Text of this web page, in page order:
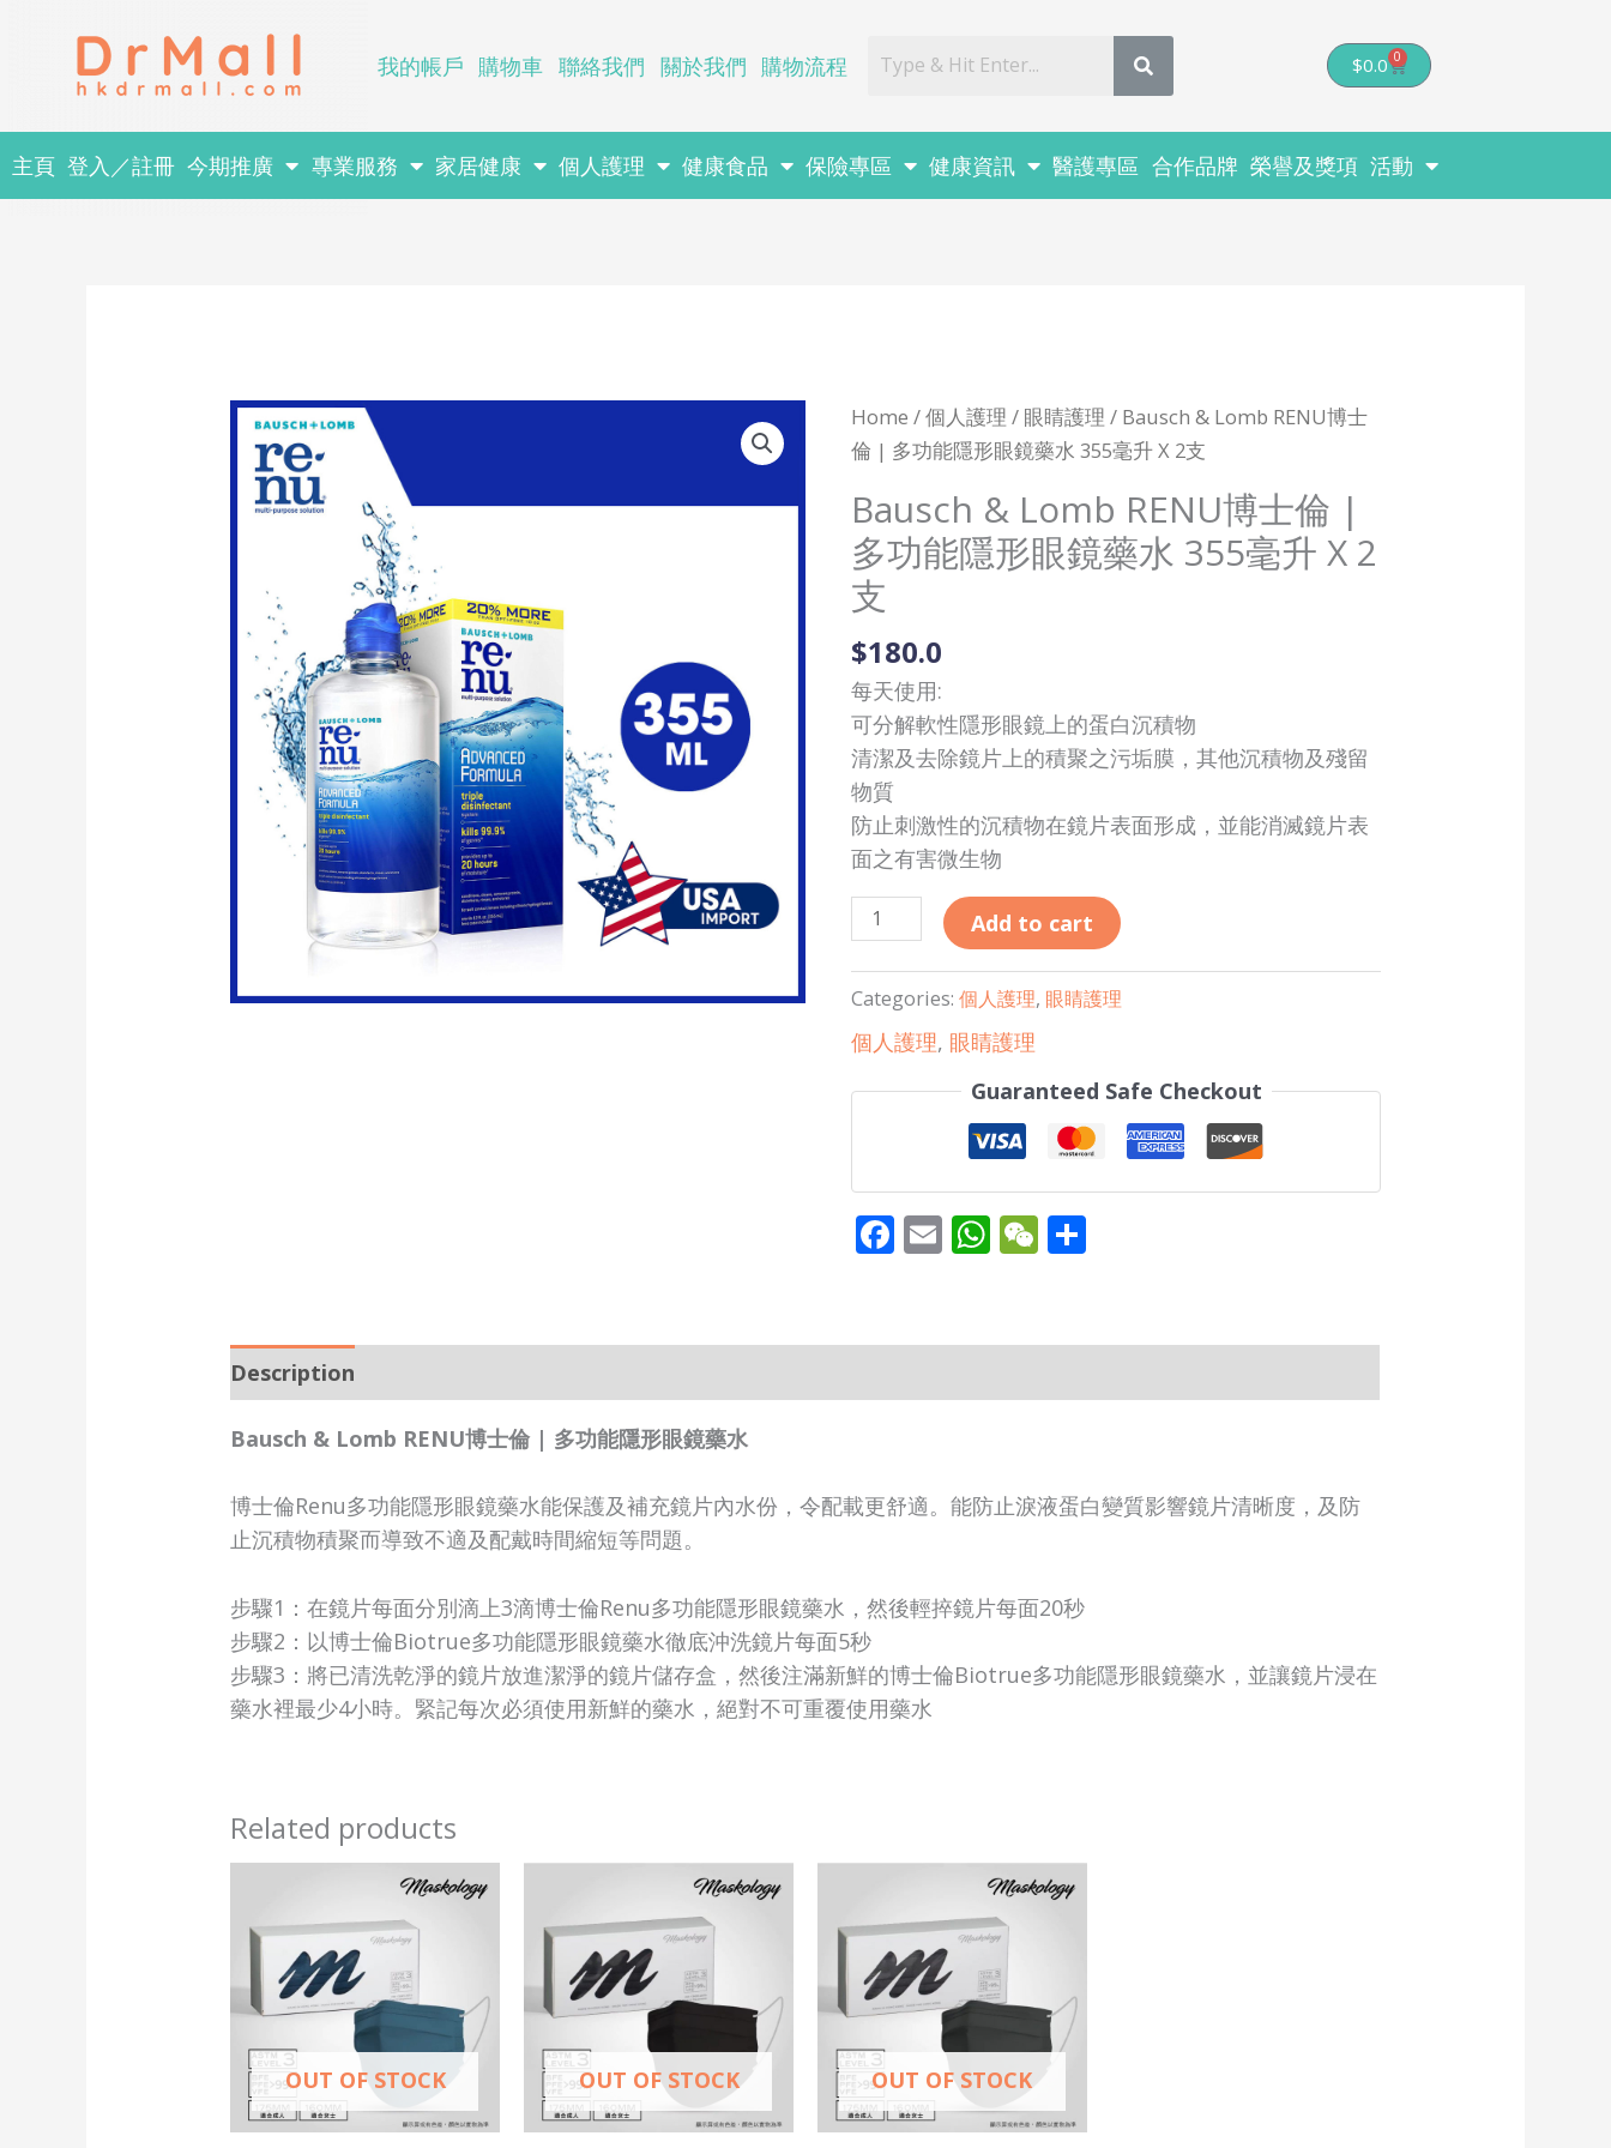
content
我的帳戶 購物車 聯絡我們 關於我們 購物流程 $0.0 0
Cart
主頁 登入／註冊 今期推廣 專業服務 家居健康 個人護理 健康食品 保險專區 健康資訊 醫護專區 合作品牌 榮譽及獎項 活動
Home /個人護理 / 眼睛護理 / Bausch & Lomb RENU博士
倫 | 多功能隱形眼鏡藥水 355毫升 X 2支
Bausch & Lomb RENU博士倫 |
多功能隱形眼鏡藥水 355毫升 X 2
支
$180.0
每天使用:
可分解軟性隱形眼鏡上的蛋白沉積物
清潔及去除鏡片上的積聚之污垢膜，其他沉積物及殘留
物質
防止刺激性的沉積物在鏡片表面形成，並能消滅鏡片表
面之有害微生物
Bausch
&
RENU
博
士
倫
|
多
功
能
隱
形
眼
355
升
X
quantity
Add to cart
Categories:個人護理, 眼睛護理
個人護理, 眼睛護理
Guaranteed Safe Checkout
Facebook
EmailWhatsApp
WeChat
Description
Bausch & Lomb RENU博士倫 | 多功能隱形眼鏡藥水
博士倫Renu多功能隱形眼鏡藥水能保護及補充鏡片內水份，令配載更舒適。能防止淚液蛋白變質影響鏡片清晰度，及防
止沉積物積聚而導致不適及配戴時間縮短等問題。
步驟1：在鏡片每面分別滴上3滴博士倫Renu多功能隱形眼鏡藥水，然後輕捽鏡片每面20秒
步驟2：以博士倫Biotrue多功能隱形眼鏡藥水徹底沖洗鏡片每面5秒
步驟3：將已清洗乾淨的鏡片放進潔淨的鏡片儲存盒，然後注滿新鮮的博士倫Biotrue多功能隱形眼鏡藥水，並讓鏡片浸在
藥水裡最少4小時。緊記每次必須使用新鮮的藥水，絕對不可重覆使用藥水
Related products
OUT OF STOCK
This
variants.
The
options
may
OUT OF STOCK
This
variants.
The
options
may
OUT OF STOCK
This
variants.
The
options
may